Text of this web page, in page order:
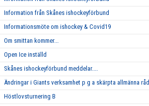
Information från Skånes ishockeyförbund
Informationsmöte om ishockey & Covid19
Om smittan kommer...
Open Ice inställd
Skånes ishockeyförbund meddelar....
Ändringar i Giants verksamhet p g a skärpta allmänna råd
Höstlovsturnering B